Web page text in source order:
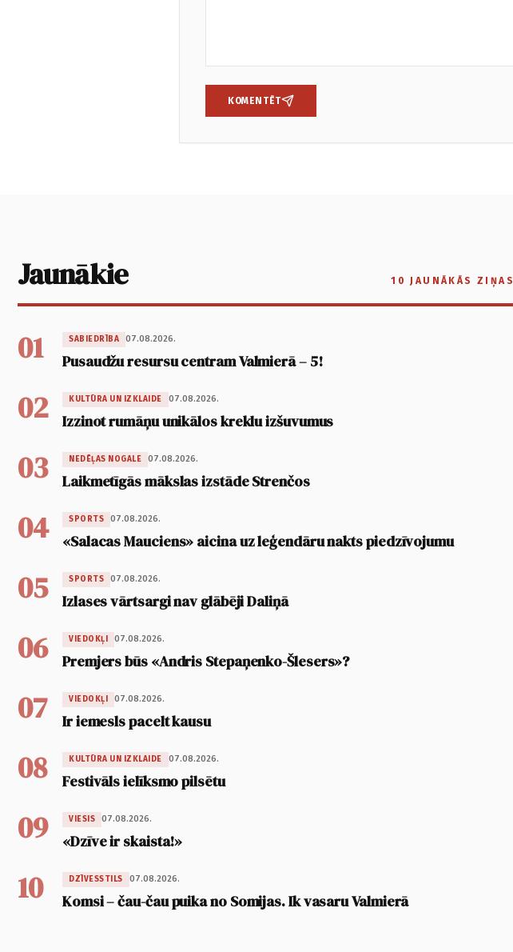
KOMENTĒT
Jaunākie 10 JAUNĀKĀS ZIŅAS
01 SABIEDRĪBA 07.08.2026.
Pusaudžu resursu centram Valmierā – 5!
02 KULTŪRA UN IZKLAIDE 07.08.2026.
Izzinot rumāņu unikālos kreklu izšuvumus
03 NEDĒĻAS NOGALE 07.08.2026.
Laikmetīgās mākslas izstāde Strenčos
04 SPORTS 07.08.2026.
«Salacas Mauciens» aicina uz leģendāru nakts piedzīvojumu
05 SPORTS 07.08.2026.
Izlases vārtsargi nav glābēji Daliņā
06 VIEDOKĻI 07.08.2026.
Premjers būs «Andris Stepaņenko-Šlesers»?
07 VIEDOKĻI 07.08.2026.
Ir iemesls pacelt kausu
08 KULTŪRA UN IZKLAIDE 07.08.2026.
Festivāls ielīksmo pilsētu
09 VIESIS 07.08.2026.
«Dzīve ir skaista!»
10 DZĪVESSTILS 07.08.2026.
Komsi – čau-čau puika no Somijas. Ik vasaru Valmierā